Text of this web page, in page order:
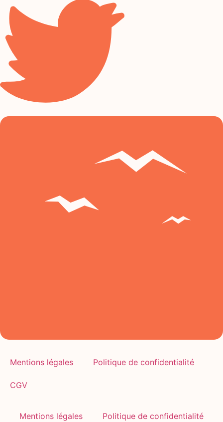
Mentions légales Politique de confidentialité
CGV
Mentions légales Politique de confidentialité